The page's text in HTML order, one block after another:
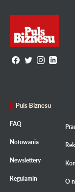
Puls Biznesu
FAQ
Notowania
Newslettery
Regulamin O